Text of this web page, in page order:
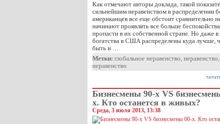
Как отмечают авторы доклада, такой
сильнейшим неравенством в распределении
американцев все еще обстоит сравнительно
начинают проявлять все больше
пропасти в их собственной стране. Но даже
богатства в США распределены куда лучше,
быть и …
Метки: глобальное неравенство, неравенство
неравенство
Бизнесмены 90-х VS
х. Кто останется в живых?
Среда, 3 июля 2013, 13:38